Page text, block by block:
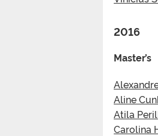
2016
Master’s
Aline
Atila
Carolina